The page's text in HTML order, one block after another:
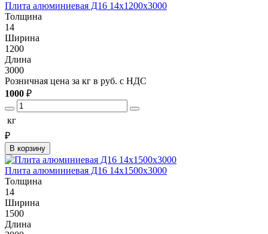
Плита алюминиевая Д16 14х1200х3000
Толщина
14
Ширина
1200
Длина
3000
Розничная цена за кг в руб. с НДС
1000 ₽
кг
₽
В корзину
Плита алюминиевая Д16 14х1500х3000
Толщина
14
Ширина
1500
Длина